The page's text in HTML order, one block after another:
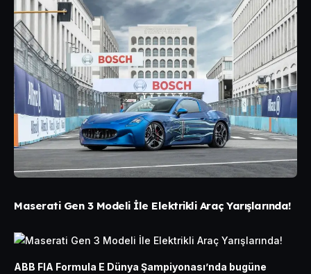
Maserati Gen 3 Modeli İle Elektrikli Araç Yarışlarında!
ABB FIA Formula E Dünya Şampiyonası’nda bugüne